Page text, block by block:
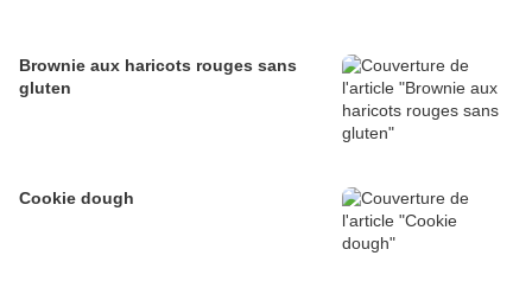
Brownie aux haricots rouges sans
gluten
Cookie dough